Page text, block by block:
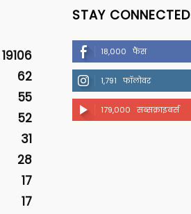
19106
62
55
52
31
28
17
17
STAY CONNECTED
18,000 फैंस
1,791 फॉलोवर
179,000 सब्सक्राइबर्स